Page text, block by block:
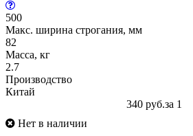
500
Макс. ширина строгания, мм
82
Масса, кг
2.7
Производство
Китай
340 руб.за 1
Нет в наличии